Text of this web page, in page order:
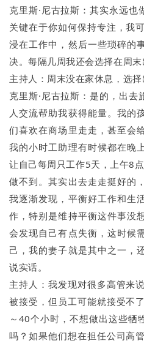
克里斯·尼古拉斯：其实永远也
关键在于你如何保持专注，我
浸在工作中，然后一些琐碎的
决。每隔几周我还会选择在周末
主持人：周末没在家休息，选择
克里斯·尼古拉斯：是的，出去
人交流帮助我获得能量。我的
们喜欢在商场里走走，甚至会
我的小时工助理有时候都在晚
让自己每周只工作5天，上午8
做不到。其实出去走走挺好的
我逐渐发现，平衡好工作和生
作，特别是维持平衡这件事没
会发现自己有点失衡，这时候
己，我的妻子就是其中之一，
说实话。
主持人：我发现对很多高管来
被接受，但员工可能就接受不
～40个小时，不想做出这些牺
吗？如果他们想在担任公司高